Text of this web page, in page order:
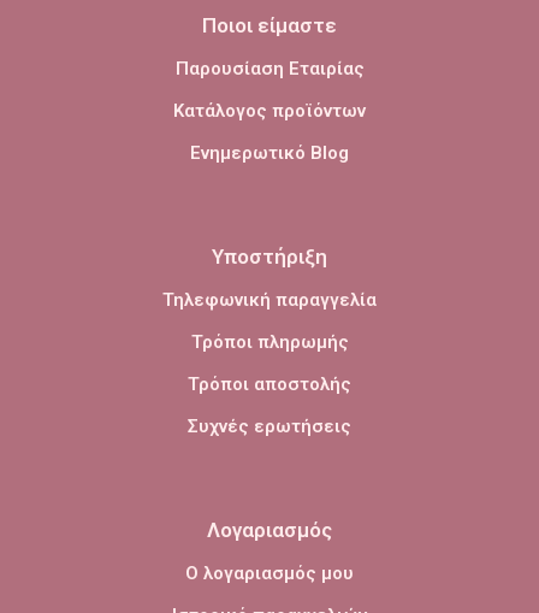
Ποιοι είμαστε
Παρουσίαση Εταιρίας
Κατάλογος προϊόντων
Ενημερωτικό Blog
Υποστήριξη
Τηλεφωνική παραγγελία
Τρόποι πληρωμής
Τρόποι αποστολής
Συχνές ερωτήσεις
Λογαριασμός
Ο λογαριασμός μου